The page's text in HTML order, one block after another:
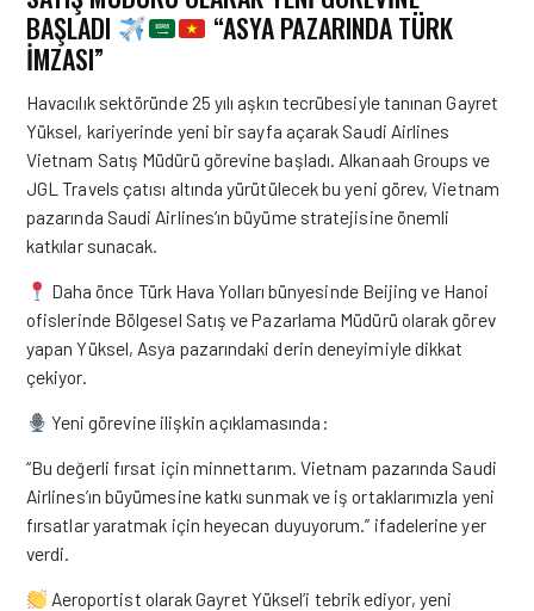
BAŞLADI
“ASYA PAZARINDA TÜRK
İMZASI”
Havacılık sektöründe 25 yılı aşkın tecrübesiyle tanınanGayret
Yüksel, kariyerinde yeni bir sayfa açarak Saudi Airlines
Vietnam Satış Müdürü görevine başladı. Alkanaah Groups ve
JGL Travels çatısı altında yürütülecek bu yeni görev, Vietnam
pazarında Saudi Airlines’ın büyüme stratejisine önemli
katkılar sunacak.
Daha önce Türk Hava Yolları bünyesinde Beijing ve Hanoi
ofislerinde Bölgesel Satış ve Pazarlama Müdürü olarak görev
yapan Yüksel, Asya pazarındaki derin deneyimiyle dikkat
çekiyor.
Yeni görevine ilişkin açıklamasında:
“Bu değerli fırsat için minnettarım. Vietnam pazarında Saudi
Airlines’ın büyümesine katkı sunmak ve iş ortaklarımızla yeni
fırsatlar yaratmak için heyecan duyuyorum.” ifadelerine yer
verdi.
Aeroportist olarak Gayret Yüksel’i tebrik ediyor, yeni